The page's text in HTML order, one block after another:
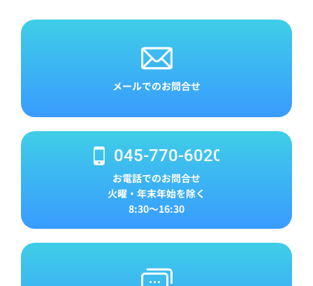
メールでのお問合せ
045-770-6020
お電話でのお問合せ
火曜・年末年始を除く
8:30～16:30